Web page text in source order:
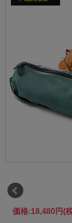
価格:18,480円 (